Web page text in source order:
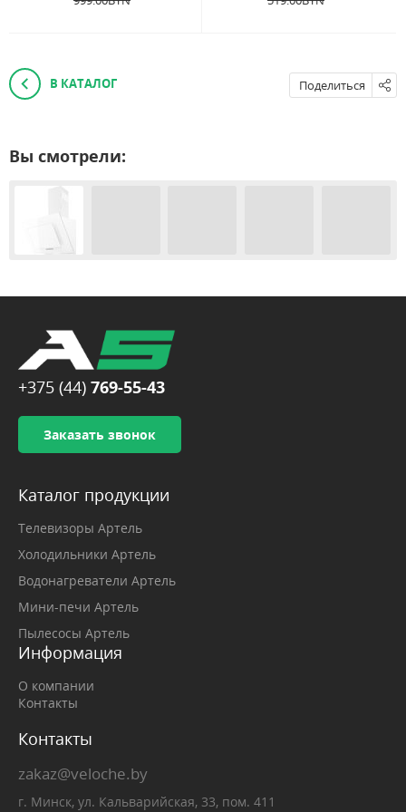
В КАТАЛОГ Поделиться
Вы смотрели:
+375 (44) 769-55-43
Заказать звонок
Каталог продукции
Телевизоры Артель
Холодильники Артель
Водонагреватели Артель
Мини-печи Артель
Пылесосы Артель
Информация
О компании
Контакты
Контакты
zakaz@veloche.by
г. Минск, ул. Кальварийская, 33, пом. 411